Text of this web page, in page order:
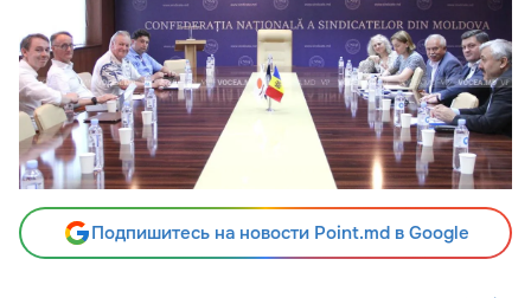
Подпишитесь на новости Point.md в Google